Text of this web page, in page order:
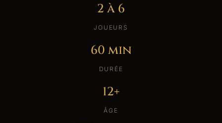
2 à 6
JOUEURS
60 min
DURÉE
12+
ÂGE